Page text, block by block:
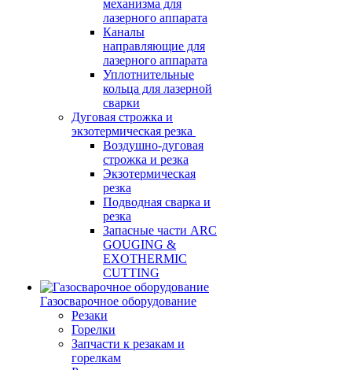
механизма для
лазерного аппарата
Каналы
направляющие для
лазерного аппарата
Уплотнительные
кольца для лазерной
сварки
Дуговая строжка и
экзотермическая резка
Воздушно-дуговая
строжка и резка
Экзотермическая
резка
Подводная сварка и
резка
Запасные части ARC
GOUGING &
EXOTHERMIC
CUTTING
Газосварочное оборудование
Резаки
Горелки
Запчасти к резакам и
горелкам